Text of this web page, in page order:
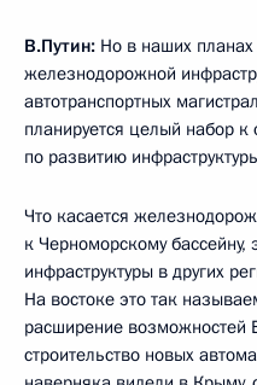
В.Путин: Но в наших
железнодорожной
автотранспортных
планируется целый набор
по развитию
Что касается
к Черноморскому бассейну,
инфраструктуры в других
На востоке это так
расширение возможностей
строительство новых